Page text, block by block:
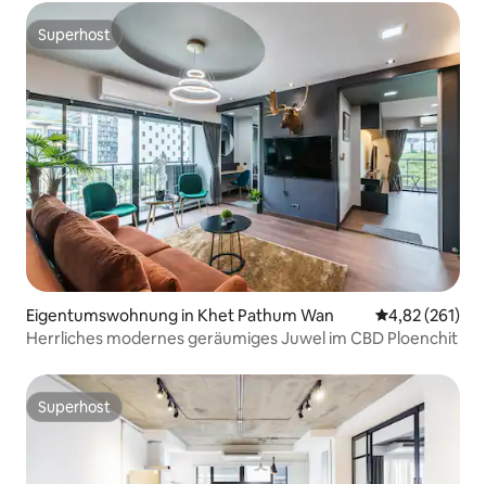
Superhost
Superhost
Eigentumswohnung in Khet Pathum Wan
4,82 (261)
Herrliches modernes geräumiges Juwel im CBD Ploenchit
Superhost
Superhost